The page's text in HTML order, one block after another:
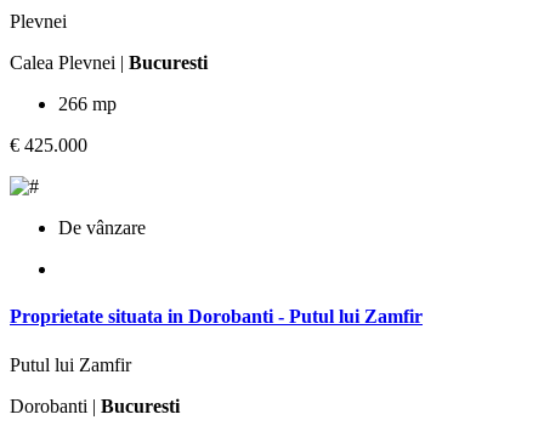
Plevnei
Calea Plevnei | Bucuresti
266 mp
€ 425.000
De vânzare
Proprietate situata in Dorobanti - Putul lui Zamfir
Putul lui Zamfir
Dorobanti | Bucuresti